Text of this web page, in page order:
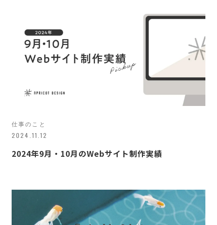
仕事のこと
2024.11.12
2024年9月・10月のWebサイト制作実績